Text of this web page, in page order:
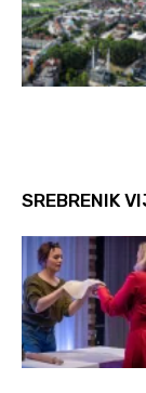
SREBRENIK